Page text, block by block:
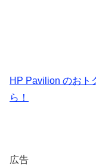
HP Pavilion のおト
ら！
広告